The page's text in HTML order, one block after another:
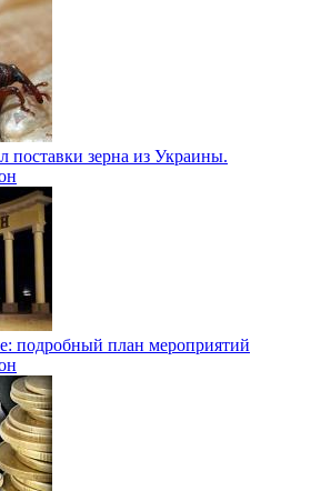
поставки зерна из Украины.
подробный план мероприятий